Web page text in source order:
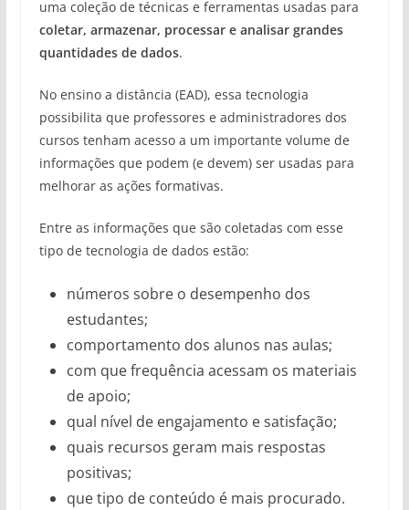
uma coleção de técnicas e ferramentas usadas para
coletar, armazenar, processar e analisar grandes
quantidades de dados.
No ensino a distância (EAD), essa tecnologia
possibilita que professores e administradores dos
cursos tenham acesso a um importante volume de
informações que podem (e devem) ser usadas para
melhorar as ações formativas.
Entre as informações que são coletadas com esse
tipo de tecnologia de dados estão:
números sobre o desempenho dos
estudantes;
comportamento dos alunos nas aulas;
com que frequência acessam os materiais
de apoio;
qual nível de engajamento e satisfação;
quais recursos geram mais respostas
positivas;
que tipo de conteúdo é mais procurado.